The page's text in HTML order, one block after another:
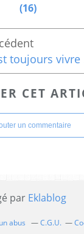
(16)
CET
un commentaire
par Eklablog
abus C.G.U.